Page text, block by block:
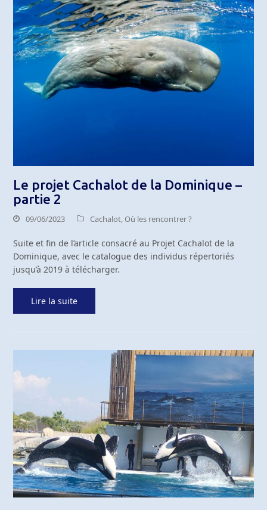
Le projet Cachalot de la Dominique –
partie 2
09/06/2023 Cachalot,Où les rencontrer ?
Suite et fin de l’article consacré au Projet Cachalot de la
Dominique, avec le catalogue des individus répertoriés
jusqu’à 2019 à télécharger.
Lire la suite